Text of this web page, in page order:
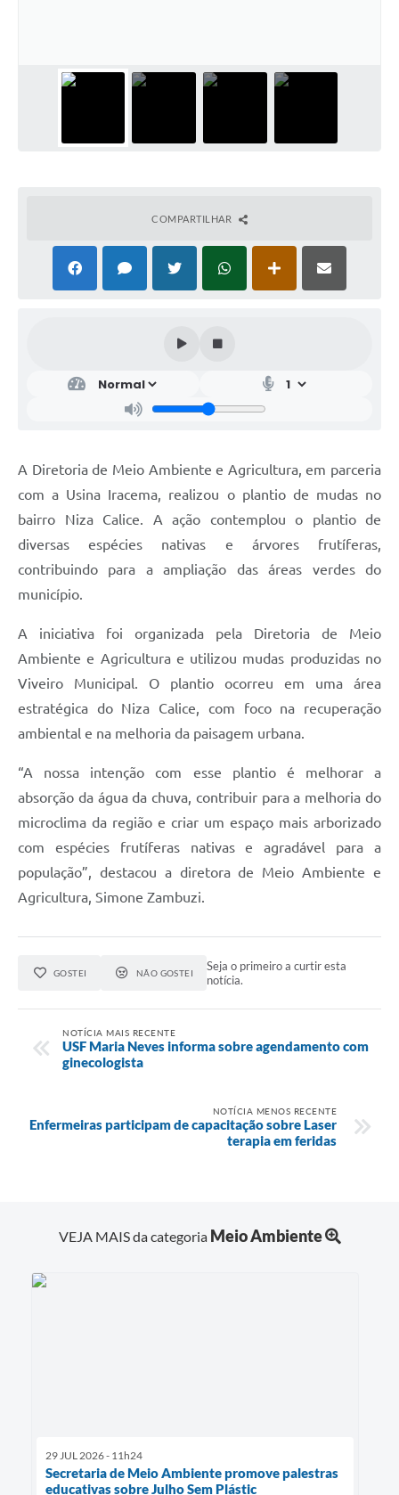
COMPARTILHAR
A Diretoria de Meio Ambiente e Agricultura, em parceria
com a Usina Iracema, realizou o plantio de mudas no
bairro Niza Calice. A ação contemplou o plantio de
diversas espécies nativas e árvores frutíferas,
contribuindo para a ampliação das áreas verdes do
município.
A iniciativa foi organizada pela Diretoria de Meio
Ambiente e Agricultura e utilizou mudas produzidas no
Viveiro Municipal. O plantio ocorreu em uma área
estratégica do Niza Calice, com foco na recuperação
ambiental e na melhoria da paisagem urbana.
“A nossa intenção com esse plantio é melhorar a
absorção da água da chuva, contribuir para a melhoria do
microclima da região e criar um espaço mais arborizado
com espécies frutíferas nativas e agradável para a
população”, destacou a diretora de Meio Ambiente e
Agricultura, Simone Zambuzi.
GOSTEI NÃO GOSTEI
Seja o primeiro a curtir esta
notícia.
NOTÍCIA MAIS RECENTE
USF Maria Neves informa sobre agendamento com
ginecologista
NOTÍCIA MENOS RECENTE
Enfermeiras participam de capacitação sobre Laser
terapia em feridas
VEJA MAIS da categoria Meio Ambiente
29 JUL 2026 - 11h24
Secretaria de Meio Ambiente promove palestras
educativas sobre Julho Sem Plástic